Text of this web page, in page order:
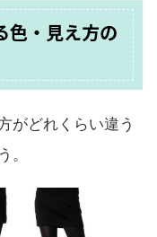
色・見え方の
がどれくらい違う
。